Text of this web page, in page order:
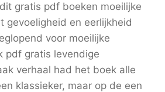
gratis pdf boeken moeilijke
gevoeligheid en eerlijkheid
voor moeilijke
pdf gratis levendige
verhaal had het boek alle
klassieker, maar op de een